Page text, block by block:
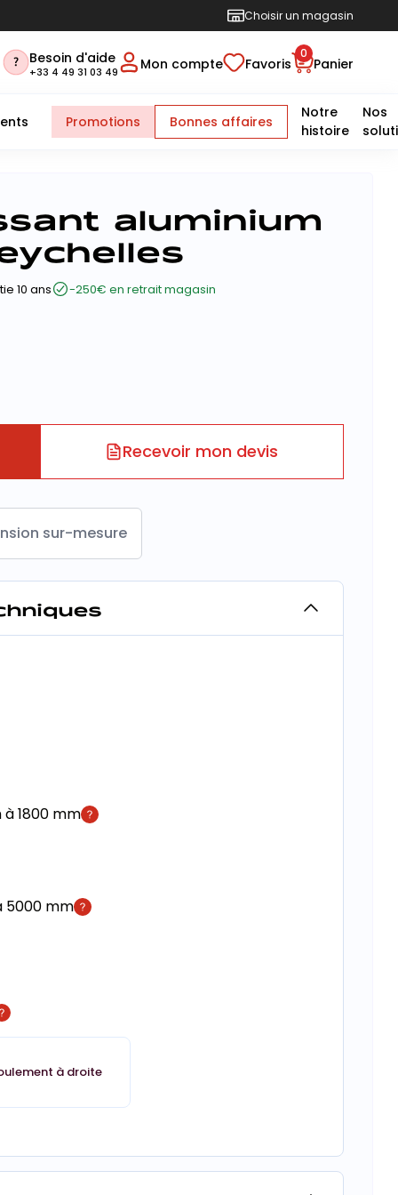
Choisir un magasin
Besoin d'aide
+33 4 49 31 03 49 Mon compte Favoris
0
Panier
Promotions Bonnes affaires
Notre
histoire
Nos
aluminium
10 ans -250€ en retrait magasin
Recevoir mon devis
sur-mesure
1800 mm
5000 mm
à droite